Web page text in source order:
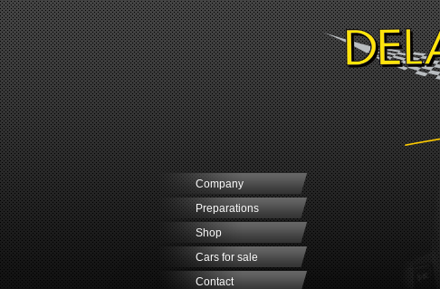
Company
Preparations
Shop
Cars for sale
Contact